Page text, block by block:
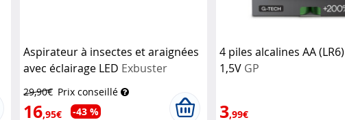
Aspirateur à insectes et araignées
avec éclairage LED Exbuster
29,90€ Prix conseillé
16,95€ -43 %
4 piles alcalines AA
1,5V GP
3,99€